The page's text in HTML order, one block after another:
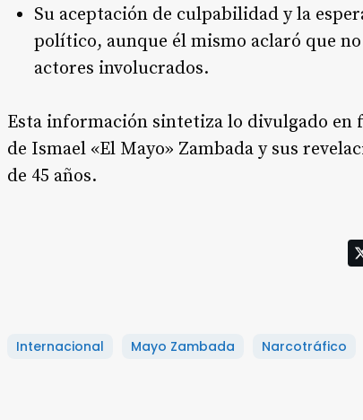
Su aceptación de culpabilidad y la
político, aunque él mismo aclaró que
actores involucrados.
Esta información sintetiza lo divulgado en
de Ismael «El Mayo» Zambada y sus
de 45 años.
Internacional Mayo Zambada Narcotráfico